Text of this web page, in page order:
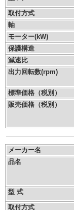
取付方式
軸
モーター(kW)
保護構造
減速比
出力回転数(rpm)
標準価格（税別）
販売価格（税別）
メーカー名
品名
型 式
取付方式